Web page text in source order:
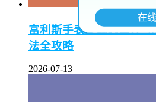
富利斯手表受磁怎么办–
法全攻略
2026-07-13
在